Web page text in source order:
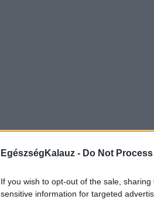
EgészségKalauz - Do Not
If you wish to opt-out of the sale,
sensitive information for targeted